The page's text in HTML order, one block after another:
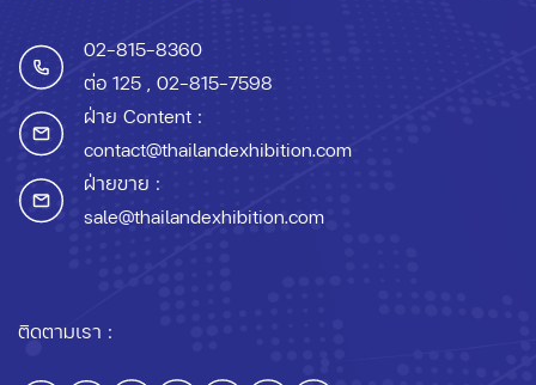
02-815-8360
ต่อ 125 , 02-815-7598
ฝ่าย Content :
contact@thailandexhibition.com
ฝ่ายขาย :
sale@thailandexhibition.com
ติดตามเรา :